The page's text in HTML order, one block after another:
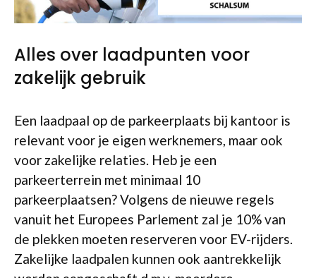
Alles over laadpunten voor
zakelijk gebruik
Een laadpaal op de parkeerplaats bij kantoor is
relevant voor je eigen werknemers, maar ook
voor zakelijke relaties. Heb je een
parkeerterrein met minimaal 10
parkeerplaatsen? Volgens de nieuwe regels
vanuit het Europees Parlement zal je 10% van
de plekken moeten reserveren voor EV-rijders.
Zakelijke laadpalen kunnen ook aantrekkelijk